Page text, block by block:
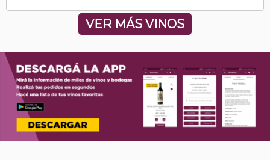
VER MÁS VINOS